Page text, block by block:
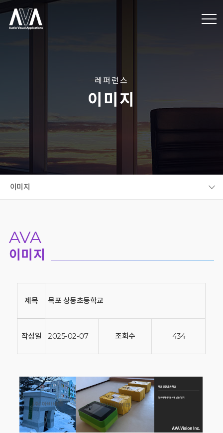
레퍼런스
이미지
이미지
AVA
이미지
제목 목포 상동초등학교
작성일 2025-02-07 조회수 434